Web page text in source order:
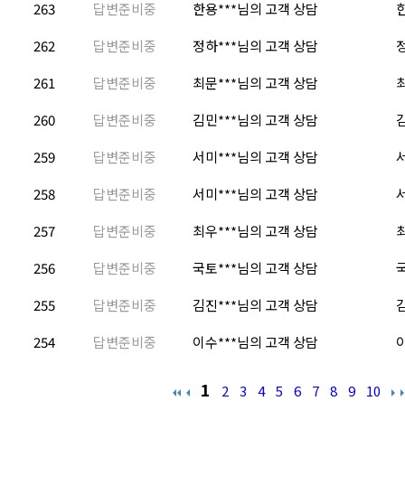
263
답변준비중 한용***님의 고객 상담
262
답변준비중 정하***님의 고객 상담
261
답변준비중 최문***님의 고객 상담
260
답변준비중 김민***님의 고객 상담
259
답변준비중 서미***님의 고객 상담
258
답변준비중 서미***님의 고객 상담
257
답변준비중 최우***님의 고객 상담
256
답변준비중 국토***님의 고객 상담
255
답변준비중 김진***님의 고객 상담
254
답변준비중 이수***님의 고객 상담
1 2 3 4 5 6 7 8 9 10